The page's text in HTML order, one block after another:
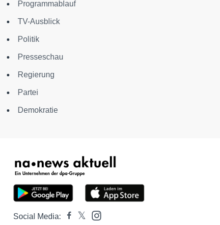
Programmablauf
TV-Ausblick
Politik
Presseschau
Regierung
Partei
Demokratie
Social Media: